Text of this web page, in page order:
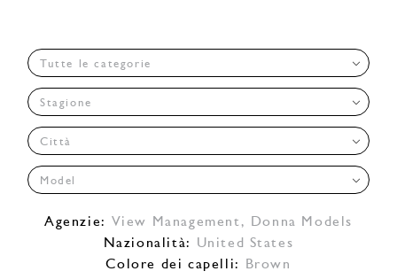
Tutte le categorie
Stagione
Città
Model
Agenzie: View Management ,
Donna Models
Nazionalità: United States
Colore dei capelli:
Brown